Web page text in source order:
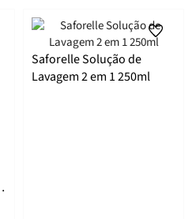
Saforelle Solução de
Lavagem 2 em 1 250ml